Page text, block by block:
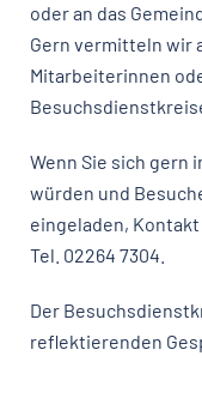
oder an das
Gern vermitteln wir
Mitarbeiterinnen
Wenn Sie sich gern
würden und
eingeladen,
Tel. 02264 7304.
Der
reflektierenden